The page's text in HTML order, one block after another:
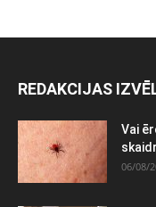
REDAKCIJAS
Vai
06/08/